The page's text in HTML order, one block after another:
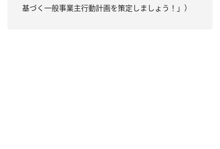
基づく一般事業主行動計画を策定しましょう！」）